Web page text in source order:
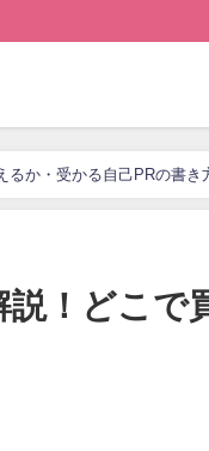
か・受かる自己PRの書き
！どこで